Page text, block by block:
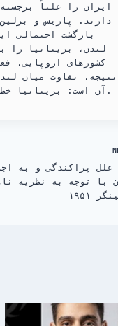
ایران را علناً
دارند. پاریس و
بازگشت احتمالی
لندن، بریتانیا را
کشورهای اروپایی،
نتیجه، تفاوت میان
آن است: بریتانیا خطر را علنی می‌سازد، اما اروپا ترجیح می‌دهد با احتیاط سیاسی آن را مهار کند.
علل پراکندگی و به
با توجه به نظریه